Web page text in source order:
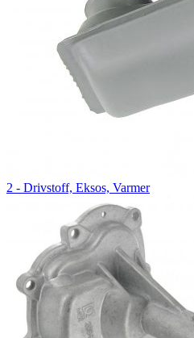
2 - Drivstoff, Eksos, Varmer